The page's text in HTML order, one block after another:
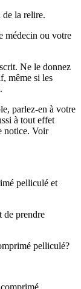
de la relire.
médecin ou votre
Ne le donnez
même si les
parlez-en à votre
à tout effet
notice. Voir
pelliculé et
de prendre
pelliculé?